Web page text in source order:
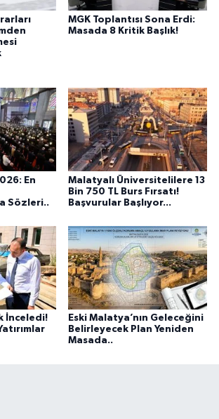
MGK Toplantısı Sona Erdi:
Masada 8 Kritik Başlık!
En
Sözleri..
Malatyalı Üniversitelilere 13
Bin 750 TL Burs Fırsatı!
Başvurular Başlıyor...
İnceledi!
Eski Malatya’nın Geleceğini
Belirleyecek Plan Yeniden
Masada..